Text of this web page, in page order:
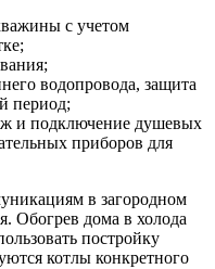
с учетом
водопровода, защита
период;
и подключение душевых
приборов для
в загородном
Обогрев дома в холода
постройку
котлы конкретного